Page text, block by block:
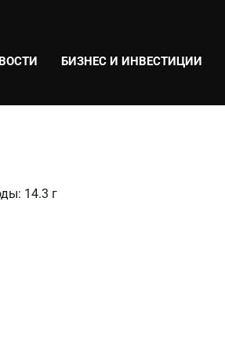
БИЗНЕС И ИНВЕСТИЦИИ
14.3 г